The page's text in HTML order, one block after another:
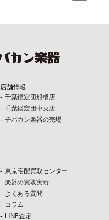
店舗情報
- 千葉鑑定団船橋店
- 千葉鑑定団中央店
- チバカン楽器の売場
- 東京宅配買取センター
- 楽器の買取実績
- よくある質問
- コラム
- LINE査定